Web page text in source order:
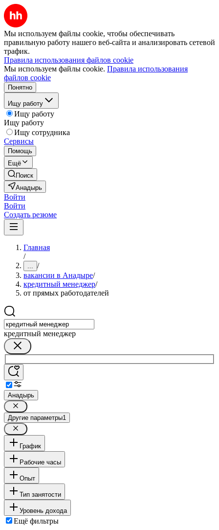
Мы используем файлы cookie, чтобы обеспечивать
правильную работу нашего веб-сайта и анализировать сетевой
трафик.
Правила использования файлов cookie
Мы используем файлы cookie. Правила использования
файлов cookie
Понятно
Ищу работу
Ищу работу
Ищу работу
Ищу сотрудника
Сервисы
Помощь
Ещё
Поиск
Анадырь
Войти
Войти
Создать резюме
Главная
/
... /
вакансии в Анадыре/
кредитный менеджер/
от прямых работодателей
кредитный менеджер
Анадырь
Другие параметры1
График
Рабочие часы
Опыт
Тип занятости
Уровень дохода
Ещё фильтры